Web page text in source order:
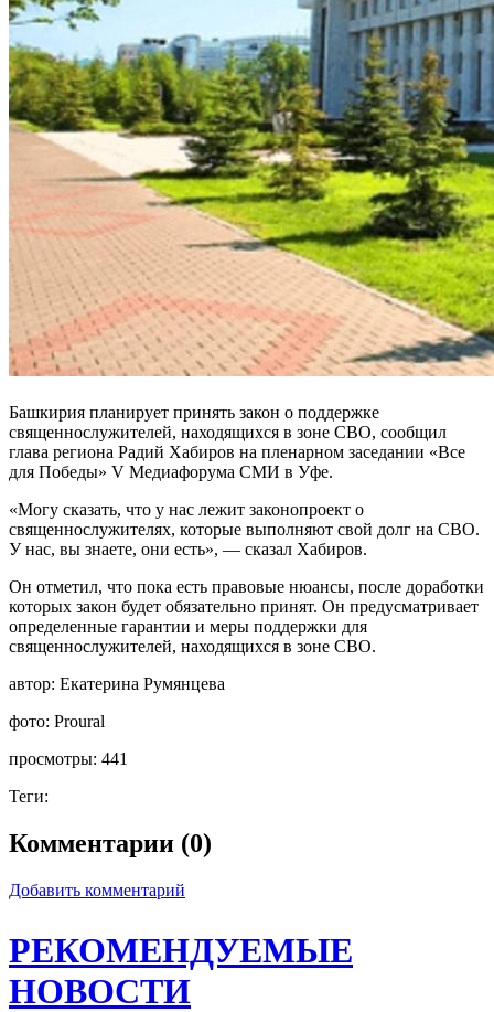
Башкирия планирует принять закон о поддержке
священнослужителей, находящихся в зоне СВО, сообщил
глава региона Радий Хабиров на пленарном заседании «Все
для Победы» V Медиафорума СМИ в Уфе.
«Могу сказать, что у нас лежит законопроект о
священнослужителях, которые выполняют свой долг на СВО.
У нас, вы знаете, они есть», — сказал Хабиров.
Он отметил, что пока есть правовые нюансы, после доработки
которых закон будет обязательно принят. Он предусматривает
определенные гарантии и меры поддержки для
священнослужителей, находящихся в зоне СВО.
автор: Екатерина Румянцева
фото: Proural
просмотры: 441
Теги:
Комментарии (0)
Добавить комментарий
РЕКОМЕНДУЕМЫЕ
НОВОСТИ